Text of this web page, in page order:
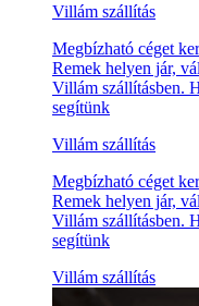
Villám szállítás
Megbízható céget
Remek helyen jár,
Villám szállításben.
segítünk
Villám szállítás
Megbízható céget
Remek helyen jár,
Villám szállításben.
segítünk
Villám szállítás